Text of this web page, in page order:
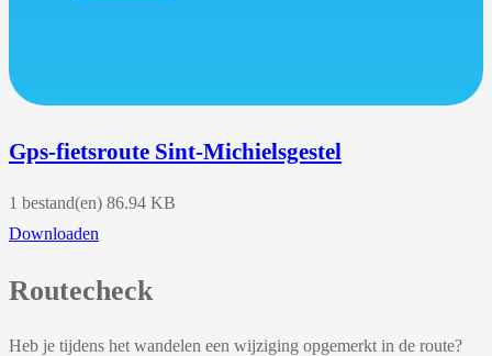
Gps-fietsroute Sint-Michielsgestel
1 bestand(en) 86.94 KB
Downloaden
Routecheck
Heb je tijdens het wandelen een wijziging opgemerkt in de route?